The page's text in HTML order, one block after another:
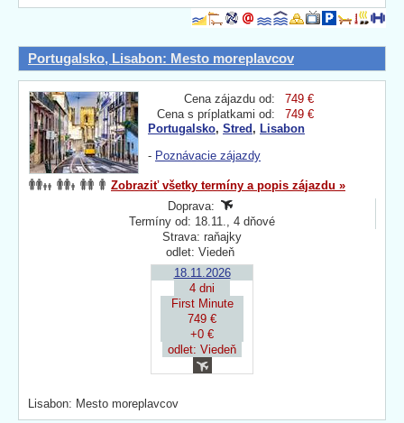
Portugalsko, Lisabon: Mesto moreplavcov
Cena zájazdu od:
749 €
Cena s príplatkami od:
749 €
Portugalsko, Stred , Lisabon
- Poznávacie zájazdy
Zobraziť všetky termíny a popis zájazdu »
Doprava:
Termíny od: 18.11., 4 dňové
Strava: raňajky
odlet: Viedeň
18.11.2026
4 dni
First Minute
749 €
+0 €
odlet: Viedeň
Lisabon: Mesto moreplavcov